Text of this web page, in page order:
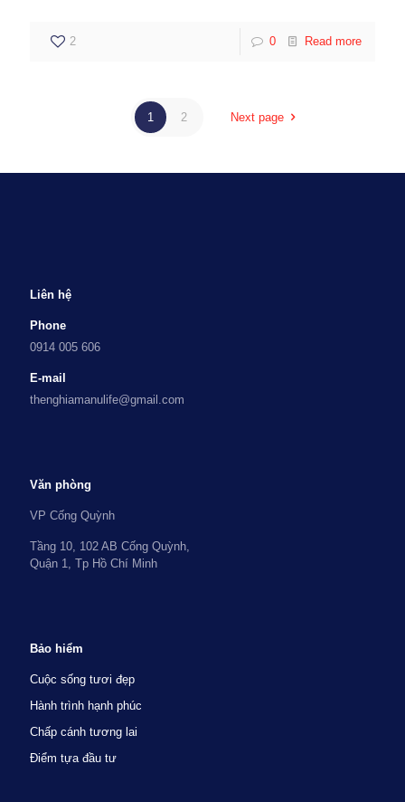
2 0 Read more
1 2 Next page
Liên hệ
Phone
0914 005 606
E-mail
thenghiamanulife@gmail.com
Văn phòng
VP Cống Quỳnh
Tầng 10, 102 AB Cống Quỳnh,
Quận 1, Tp Hồ Chí Minh
Bảo hiểm
Cuộc sống tươi đẹp
Hành trình hạnh phúc
Chấp cánh tương lai
Điểm tựa đầu tư